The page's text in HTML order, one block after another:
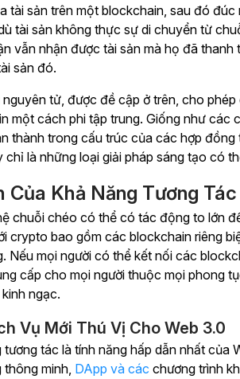
tài sản trên một blockchain, sau đó
tài sản không thực sự di chuyển từ
vẫn nhận được tài sản mà họ đã
sản đó.
tử, được đề cập ở trên, cho
một cách phi tập trung. Giống như các
thành trong cấu trúc của các hợp
là những loại giải pháp sáng tạo có
Của Khả Năng Tương
chuỗi chéo có thể có tác động to lớn
crypto bao gồm các blockchain riêng
Nếu mọi người có thể kết nối các
cấp cho mọi người thuộc mọi phong
ngạc.
Vụ Mới Thú Vị Cho Web 3.0
tương tác là tính năng hấp dẫn nhất của
minh, DApp và các chương trình